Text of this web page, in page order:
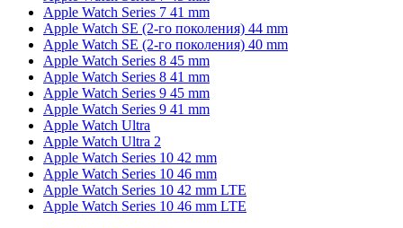
Apple Watch Series 7 41 mm
Apple Watch SE (2-го поколения) 44 mm
Apple Watch SE (2-го поколения) 40 mm
Apple Watch Series 8 45 mm
Apple Watch Series 8 41 mm
Apple Watch Series 9 45 mm
Apple Watch Series 9 41 mm
Apple Watch Ultra
Apple Watch Ultra 2
Apple Watch Series 10 42 mm
Apple Watch Series 10 46 mm
Apple Watch Series 10 42 mm LTE
Apple Watch Series 10 46 mm LTE